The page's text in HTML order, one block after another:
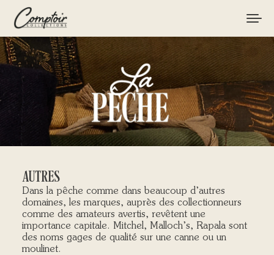
MATÉRIEL
PÊCHES
MARQUES
LE MAGAZINE
LOGIN / REGISTER
AUTRES
Dans la pêche comme dans beaucoup d’autres
domaines, les marques, auprès des collectionneurs
comme des amateurs avertis, revêtent une
importance capitale. Mitchel, Malloch’s, Rapala sont
des noms gages de qualité sur une canne ou un
moulinet.